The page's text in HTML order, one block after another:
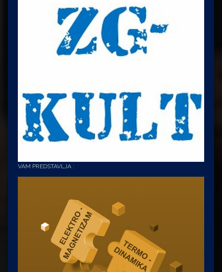
VAM PREDSTAVLJA :